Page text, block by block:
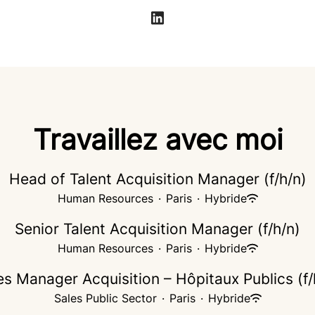
Travaillez avec moi
Head of Talent Acquisition Manager (f/h/n)
Human Resources · Paris · Hybride
Senior Talent Acquisition Manager (f/h/n)
Human Resources · Paris · Hybride
Manager Acquisition – Hôpitaux Publics
Sales Public Sector · Paris · Hybride